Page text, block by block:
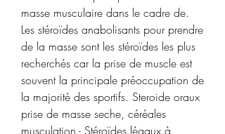
masse musculaire dans le cadre de.
Les stéroïdes anabolisants pour prendre
de la masse sont les stéroïdes les plus
recherchés car la prise de muscle est
souvent la principale préoccupation de
la majorité des sportifs. Steroide oraux
prise de masse seche, céréales
musculation - Stéroïdes légaux à